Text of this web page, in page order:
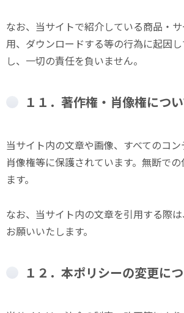
なお、当サイトで紹介している商品・
用、ダウンロードする等の行為に起因
し、一切の責任を負いません。
１１．著作権・肖像権につ
当サイト内の文章や画像、すべてのコン
肖像権等に保護されています。無断で
ます。
なお、当サイト内の文章を引用する際
お願いいたします。
１２．本ポリシーの変更に